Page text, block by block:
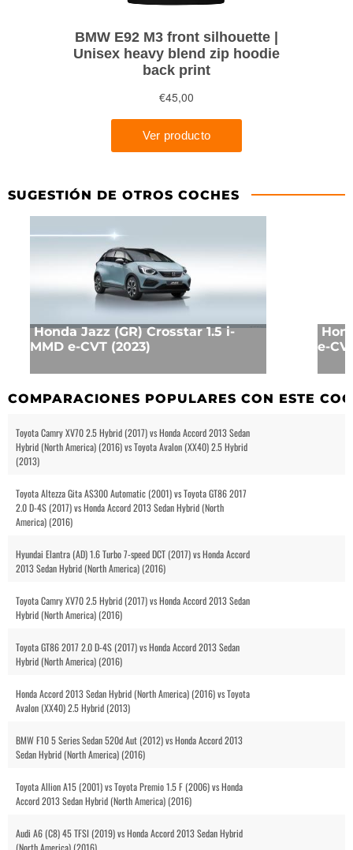
SUGESTIÓN DE OTROS COCHES
Honda Jazz (GR) Crosstar 1.5 i-
MMD e-CVT (2023)
e-
COMPARACIONES POPULARES CON ESTE
Toyota Camry XV70 2.5 Hybrid (2017) vs Honda Accord 2013 Sedan
Hybrid (North America) (2016) vs Toyota Avalon (XX40) 2.5 Hybrid
(2013)
Toyota Altezza Gita AS300 Automatic (2001) vs Toyota GT86 2017
2.0 D-4S (2017) vs Honda Accord 2013 Sedan Hybrid (North
America) (2016)
Hyundai Elantra (AD) 1.6 Turbo 7-speed DCT (2017) vs Honda Accord
2013 Sedan Hybrid (North America) (2016)
Toyota Camry XV70 2.5 Hybrid (2017) vs Honda Accord 2013 Sedan
Hybrid (North America) (2016)
Toyota GT86 2017 2.0 D-4S (2017) vs Honda Accord 2013 Sedan
Hybrid (North America) (2016)
Honda Accord 2013 Sedan Hybrid (North America) (2016) vs Toyota
Avalon (XX40) 2.5 Hybrid (2013)
BMW F10 5 Series Sedan 520d Aut (2012) vs Honda Accord 2013
Sedan Hybrid (North America) (2016)
Toyota Allion A15 (2001) vs Toyota Premio 1.5 F (2006) vs Honda
Accord 2013 Sedan Hybrid (North America) (2016)
Audi A6 (C8) 45 TFSI (2019) vs Honda Accord 2013 Sedan Hybrid
(North America) (2016)